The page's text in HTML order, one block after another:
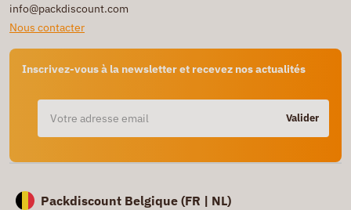
info@packdiscount.com
Nous contacter
Inscrivez-vous à la newsletter et recevez nos actualités
Valider
Packdiscount Belgique (FR | NL)